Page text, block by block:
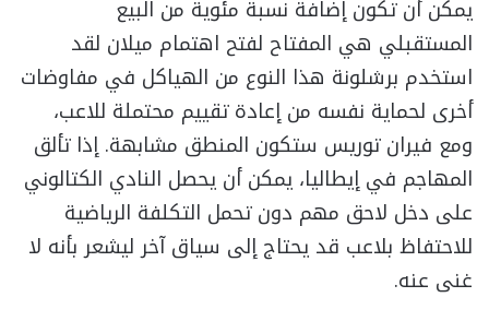
يمكن أن تكون إضافة نسبة مئوية من البيع
المستقبلي هي المفتاح لفتح اهتمام ميلان لقد
استخدم برشلونة هذا النوع من الهياكل في مفاوضات
أخرى لحماية نفسه من إعادة تقييم محتملة للاعب،
ومع فيران توريس ستكون المنطق مشابهة. إذا تألق
المهاجم في إيطاليا، يمكن أن يحصل النادي الكتالوني
على دخل لاحق مهم دون تحمل التكلفة الرياضية
للاحتفاظ بلاعب قد يحتاج إلى سياق آخر ليشعر بأنه لا
غنى عنه.